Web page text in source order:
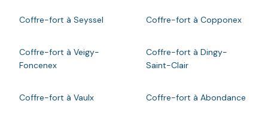
Coffre-fort à Seyssel Coffre-fort à Copponex
Coffre-fort à Veigy-
Foncenex
Coffre-fort à Dingy-
Saint-Clair
Coffre-fort à Vaulx Coffre-fort à Abondance